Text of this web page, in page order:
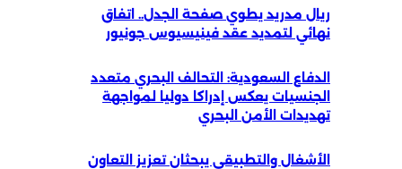
ريال مدريد يطوي صفحة الجدل.. اتفاق
نهائي لتمديد عقد فينيسيوس جونيور
الدفاع السعودية: التحالف البحري متعدد
الجنسيات يعكس إدراكا دوليا لمواجهة
تهديدات الأمن البحري
الأشغال والتطبيقي يبحثان تعزيز التعاون